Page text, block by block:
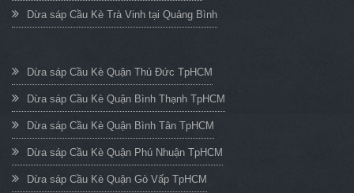
Dừa sáp Cầu Kè Trà Vinh tại Quảng Bình
Dừa sáp Cầu Kè Quận Thủ Đức TpHCM
Dừa sáp Cầu Kè Quận Bình Thạnh TpHCM
Dừa sáp Cầu Kè Quận Bình Tân TpHCM
Dừa sáp Cầu Kè Quận Phú Nhuận TpHCM
Dừa sáp Cầu Kè Quận Gò Vấp TpHCM